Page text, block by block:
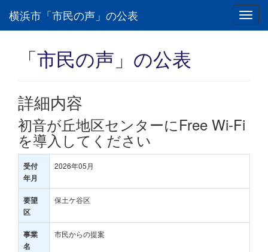
横浜市「市民の声」の公表
「市民の声」の公表
詳細内容
初音が丘地区センターにFree Wi-Fi
を導入してください
受付
年月
2026年05月
要望
区
保土ケ谷区
事業
名
市民からの提案